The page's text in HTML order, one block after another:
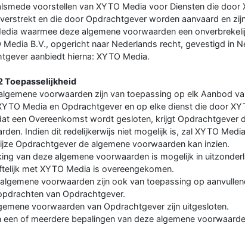
voorstellen van XYTO Media voor Diensten die door
en die door Opdrachtgever worden aanvaard en
waarmee deze algemene voorwaarden een
Media B.V., opgericht naar Nederlands recht, gevestigd in
aanbiedt hierna: XYTO Media.
Toepasselijkheid
voorwaarden zijn van toepassing op elk Aanbod
Media en Opdrachtgever en op elke dienst die door
een Overeenkomst wordt gesloten, krijgt Opdrachtgever
Indien dit redelijkerwijs niet mogelijk is, zal XYTO
Opdrachtgever de algemene voorwaarden kan inzien.
van deze algemene voorwaarden is mogelijk in
met XYTO Media is overeengekomen.
voorwaarden zijn ook van toepassing op
van Opdrachtgever.
voorwaarden van Opdrachtgever zijn uitgesloten.
een of meerdere bepalingen van deze algemene